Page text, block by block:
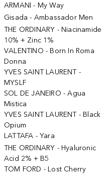
ARMANI - My Way
Gisada - Ambassador Men
THE ORDINARY - Niacinamide
10% + Zinc 1%
VALENTINO - Born In Roma
Donna
YVES SAINT LAURENT -
MYSLF
SOL DE JANEIRO - Agua
Mistica
YVES SAINT LAURENT - Black
Opium
LATTAFA - Yara
THE ORDINARY - Hyaluronic
Acid 2% + B5
TOM FORD - Lost Cherry